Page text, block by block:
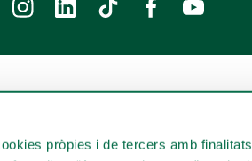
pròpies i de tercers amb finalitats